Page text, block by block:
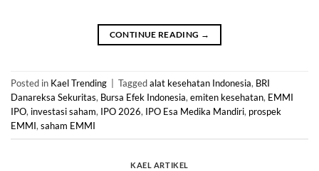
CONTINUE READING →
Posted in Kael Trending Taggedalat kesehatan Indonesia, BRI
Danareksa Sekuritas, Bursa Efek Indonesia,emiten kesehatan, EMMI
IPO, investasi saham, IPO 2026, IPO Esa Medika Mandiri, prospek
EMMI,saham EMMI
KAEL ARTIKEL